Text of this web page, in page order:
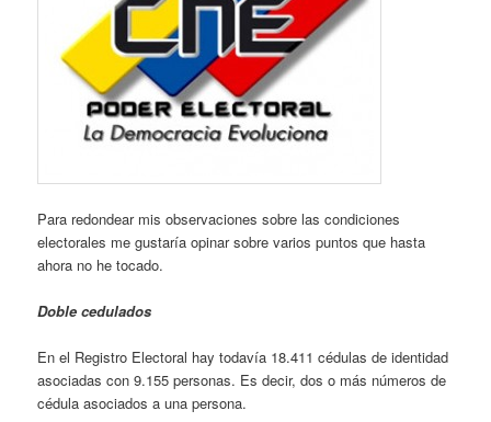
Para redondear mis observaciones sobre las condiciones
electorales me gustaría opinar sobre varios puntos que hasta
ahora no he tocado.
Doble cedulados
En el Registro Electoral hay todavía 18.411 cédulas de identidad
asociadas con 9.155 personas. Es decir, dos o más números de
cédula asociados a una persona.